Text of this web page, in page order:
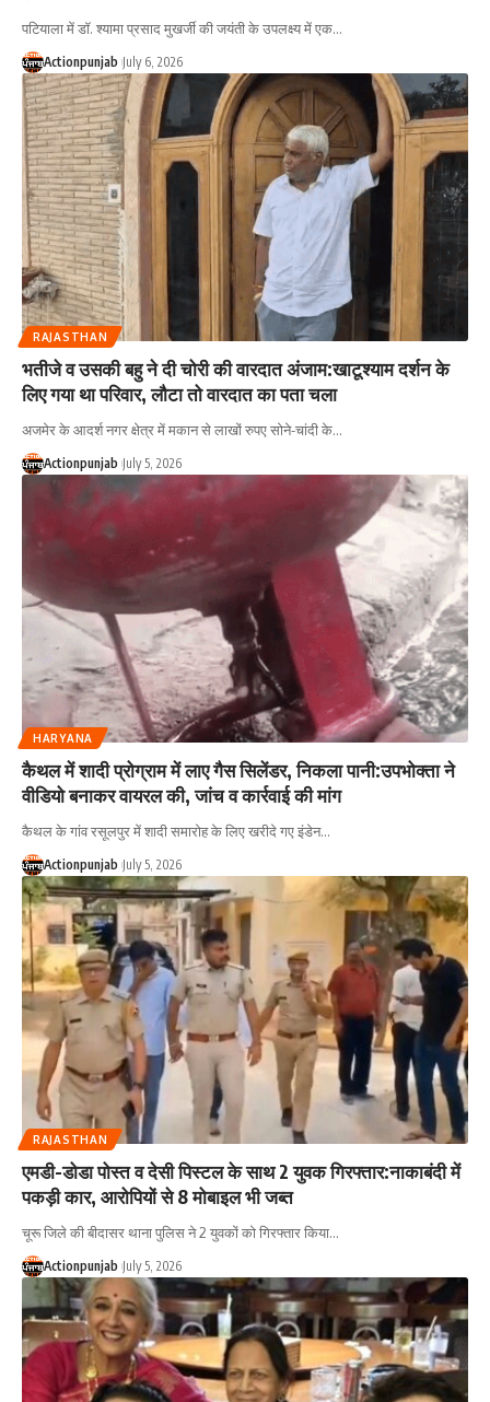
पटियाला में डॉ. श्यामा प्रसाद मुखर्जी की जयंती के उपलक्ष्य में एक…
Actionpunjab July 6, 2026
RAJASTHAN
भतीजे व उसकी बहु ने दी चोरी की वारदात अंजाम:खाटूश्याम दर्शन के
लिए गया था परिवार, लौटा तो वारदात का पता चला
अजमेर के आदर्श नगर क्षेत्र में मकान से लाखों रुपए सोने-चांदी के…
Actionpunjab July 5, 2026
HARYANA
कैथल में शादी प्रोग्राम में लाए गैस सिलेंडर, निकला पानी:उपभोक्ता ने
वीडियो बनाकर वायरल की, जांच व कार्रवाई की मांग
कैथल के गांव रसूलपुर में शादी समारोह के लिए खरीदे गए इंडेन…
Actionpunjab July 5, 2026
RAJASTHAN
एमडी-डोडा पोस्त व देसी पिस्टल के साथ 2 युवक गिरफ्तार:नाकाबंदी में
पकड़ी कार, आरोपियों से 8 मोबाइल भी जब्त
चूरू जिले की बीदासर थाना पुलिस ने 2 युवकों को गिरफ्तार किया…
Actionpunjab July 5, 2026